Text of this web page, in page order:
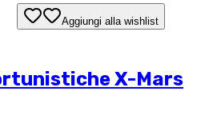
Aggiungi alla wishlist
X-Mars